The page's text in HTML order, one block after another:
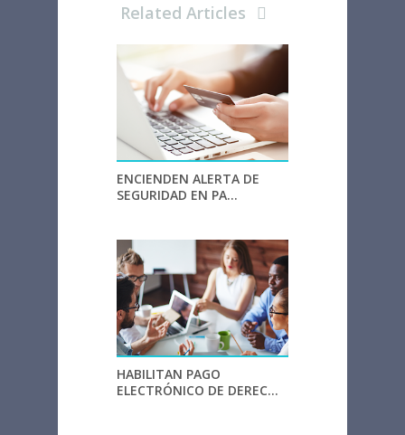
Related Articles
ENCIENDEN ALERTA DE
SEGURIDAD EN PA...
HABILITAN PAGO
ELECTRÓNICO DE DEREC...